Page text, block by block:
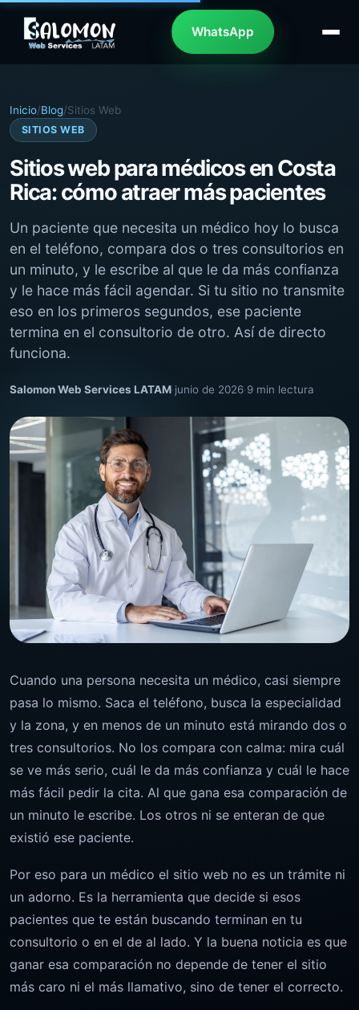
WhatsApp
Inicio/Blog/Sitios Web
SITIOS WEB
Sitios web para médicos en Costa
Rica: cómo atraer más pacientes
Un paciente que necesita un médico hoy lo busca
en el teléfono, compara dos o tres consultorios en
un minuto, y le escribe al que le da más confianza
y le hace más fácil agendar. Si tu sitio no transmite
eso en los primeros segundos, ese paciente
termina en el consultorio de otro. Así de directo
funciona.
Salomon Web Services LATAM·junio de 2026·9 min lectura
Cuando una persona necesita un médico, casi siempre
pasa lo mismo. Saca el teléfono, busca la especialidad
y la zona, y en menos de un minuto está mirando dos o
tres consultorios. No los compara con calma: mira cuál
se ve más serio, cuál le da más confianza y cuál le hace
más fácil pedir la cita. Al que gana esa comparación de
un minuto le escribe. Los otros ni se enteran de que
existió ese paciente.
Por eso para un médico el sitio web no es un trámite ni
un adorno. Es la herramienta que decide si esos
pacientes que te están buscando terminan en tu
consultorio o en el de al lado. Y la buena noticia es que
ganar esa comparación no depende de tener el sitio
más caro ni el más llamativo, sino de tener el correcto.